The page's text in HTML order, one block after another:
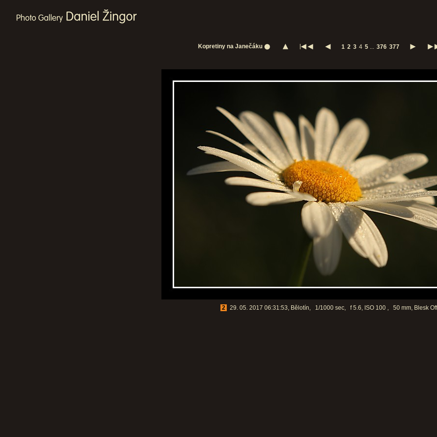
Kopretiny na Janečáku 1 2 3 4 5... 376 377
2 29. 05. 2017 06:31:53, Bělotín, 1/1000 sec, f 5.6, ISO 100 , 50 mm, Blesk Off